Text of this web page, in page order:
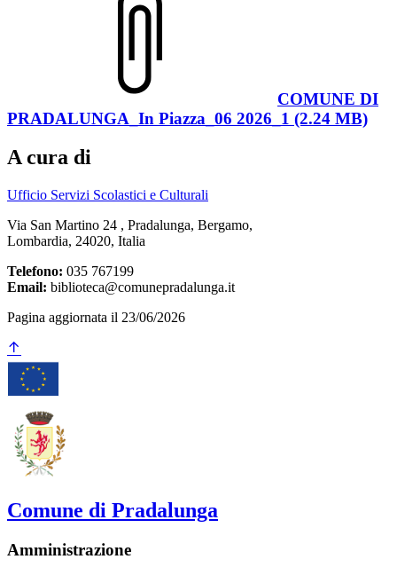
COMUNE DI
PRADALUNGA_In Piazza_06 2026_1 (2.24 MB)
A cura di
Ufficio Servizi Scolastici e Culturali
Via San Martino 24 , Pradalunga, Bergamo,
Lombardia, 24020, Italia
Telefono: 035 767199
Email: biblioteca@comunepradalunga.it
Pagina aggiornata il 23/06/2026
Comune di Pradalunga
Amministrazione